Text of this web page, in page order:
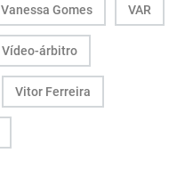
Vanessa Gomes VAR
Vídeo-árbitro
Vitor Ferreira